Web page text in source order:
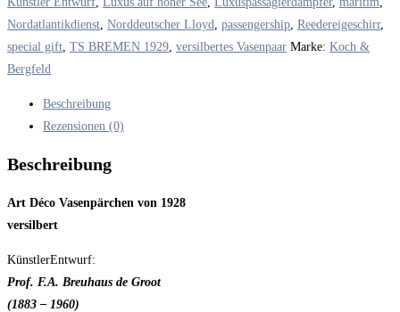
Nordatlantikdienst Norddeutscher Lloyd passengership Reedereigeschirr,
special gift TS BREMEN 1929 versilbertes Vasenpaar Marke: Koch &
Bergfeld
Beschreibung
Rezensionen (0)
Beschreibung
Art Déco Vasenpärchen von 1928
versilbert
KünstlerEntwurf:
Prof. F.A. Breuhaus de Groot
(1883 – 1960)